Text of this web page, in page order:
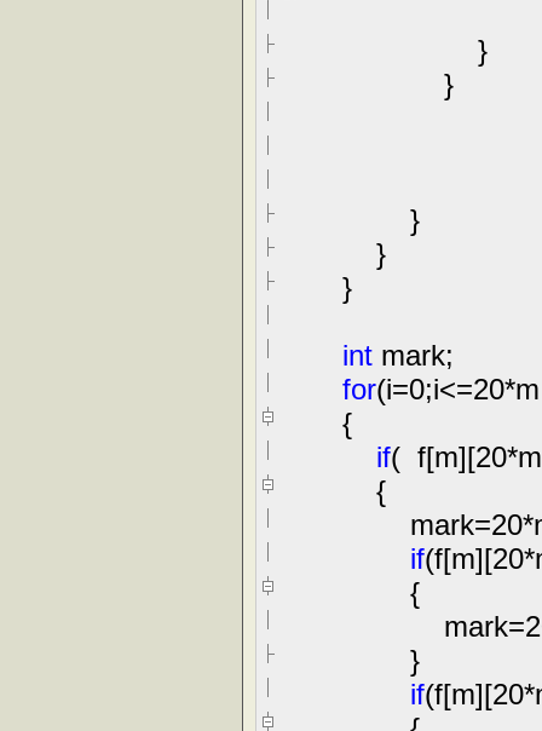
}
}
}
}
}
int mark;
for(i=0;i<=20*
{
if( f[m][20*m
{
mark=20*
if(f[m][20*
{
mark=
}
if(f[m][20*